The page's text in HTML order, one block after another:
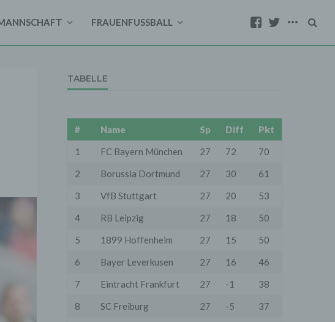
FRAUENFUSSBALL
TABELLE
# Name Sp Diff
Pkt
1
FC Bayern München 27 72
70
2
Borussia Dortmund 27 30
61
3
VfB Stuttgart 27 20
53
4
RB Leipzig 27 18
50
5
1899 Hoffenheim 27 15
50
6
Bayer Leverkusen 27 16
46
7
Eintracht Frankfurt 27 -1
38
8
SC Freiburg 27 -5
37